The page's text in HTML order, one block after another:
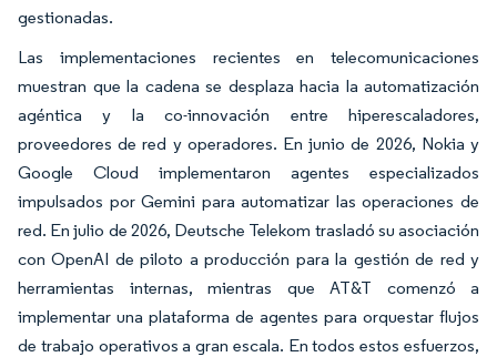
gestionadas.
Las implementaciones recientes en telecomunicaciones
muestran que la cadena se desplaza hacia la automatización
agéntica y la co-innovación entre hiperescaladores,
proveedores de red y operadores. En junio de 2026, Nokia y
Google Cloud implementaron agentes especializados
impulsados por Gemini para automatizar las operaciones de
red. En julio de 2026, Deutsche Telekom trasladó su asociación
con OpenAI de piloto a producción para la gestión de red y
herramientas internas, mientras que AT&T comenzó a
implementar una plataforma de agentes para orquestar flujos
de trabajo operativos a gran escala. En todos estos esfuerzos,